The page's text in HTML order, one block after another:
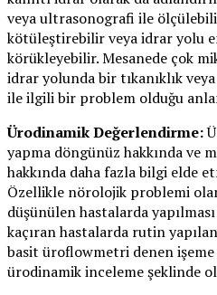
veya ultrasonografi ile
kötüleştirebilir veya idrar yolu
körükleyebilir. Mesanede çok
idrar yolunda bir tıkanıklık
ile ilgili bir problem olduğu
Ürodinamik Değerlendirme:
yapma döngünüz hakkında ve
hakkında daha fazla bilgi elde
Özellikle nörolojik problemi
düşünülen hastalarda
kaçıran hastalarda rutin
basit üroflowmetri denen
ürodinamik inceleme şeklinde